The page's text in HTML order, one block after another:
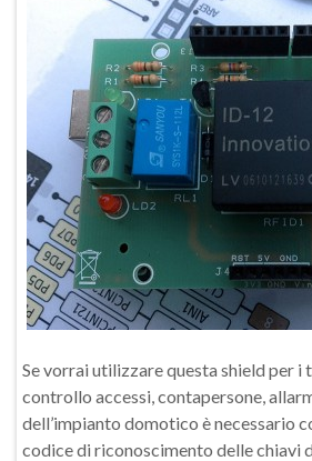
Se vorrai utilizzare questa shield per
controllo accessi, contapersone,
dell’impianto domotico è necessario
codice di riconoscimento delle chiavi